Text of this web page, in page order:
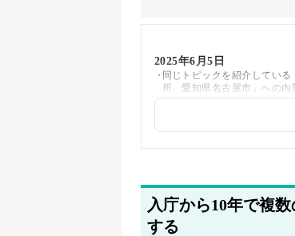
2025年6月5日
同じトピックを紹介してい
所、愛知県名古屋市」への
2025年5月21日
入庁から10年で複
する